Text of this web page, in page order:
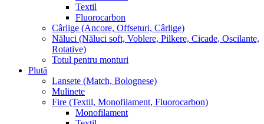
Textil
Fluorocarbon
Cârlige (Ancore, Offseturi, Cârlige)
Năluci (Năluci soft, Voblere, Pilkere, Cicade, Oscilante,
Rotative)
Totul pentru monturi
Plută
Lansete (Match, Bolognese)
Mulinete
Fire (Textil, Monofilament, Fluorocarbon)
Monofilament